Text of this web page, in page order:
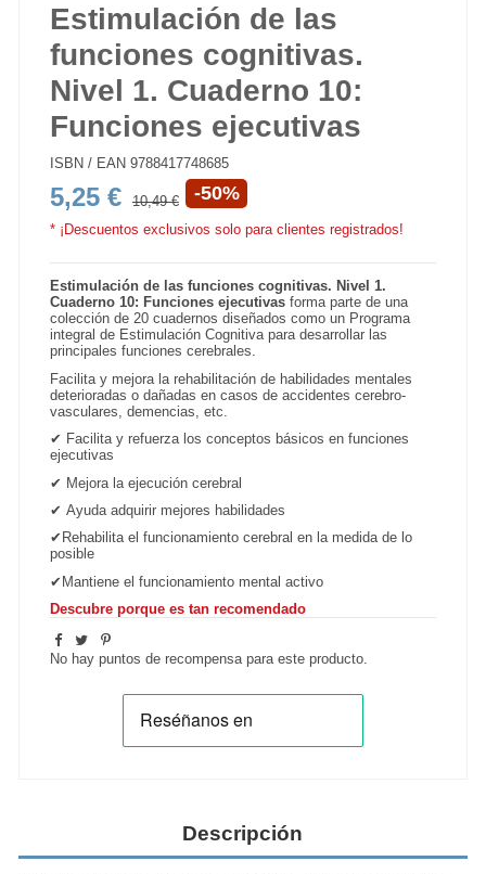
Estimulación de las
funciones cognitivas.
Nivel 1. Cuaderno 10:
Funciones ejecutivas
ISBN / EAN 9788417748685
5,25 € 10,49 € -50%
* ¡Descuentos exclusivos solo para clientes registrados!
Estimulación de las funciones cognitivas. Nivel 1.
Cuaderno 10: Funciones ejecutivasforma parte de una
colección de 20 cuadernos diseñados como un Programa
integral de Estimulación Cognitiva para desarrollar las
principales funciones cerebrales.
Facilita y mejora la rehabilitación de habilidades mentales
deterioradas o dañadas en casos de accidentes cerebro-
vasculares, demencias, etc.
✔ Facilita y refuerza los conceptos básicos en funciones
ejecutivas
✔ Mejora la ejecución cerebral
✔Ayuda adquirir mejores habilidades
✔ Rehabilita el funcionamiento cerebral en la medida de lo
posible
✔ Mantiene el funcionamiento mental activo
Descubre porque es tan recomendado
No hay puntos de recompensa para este producto.
Descripción